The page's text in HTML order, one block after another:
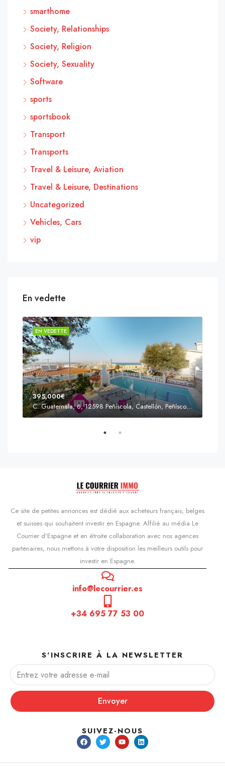
smarthome
Society, Relationships
Society, Religion
Society, Sexuality
Software
sports
sportsbook
Transport
Transports
Travel & Leisure, Aviation
Travel & Leisure, Destinations
Uncategorized
Vehicles, Cars
vip
En vedette
EN VEDETTE
395,000€
C. Guatemala, 6, 12598 Peñíscola, Castellón, Peñíscola, Communauté valencienne
Ce site de petites annonces est dédié aux acheteurs français, belges
et suisses qui souhaitent investir en Espagne. Affilié au média Le
Courrier d'Espagne et en étroite collaboration avec nos agences
partenaires, nous mettons à votre disposition les meilleurs outils pour
investir en Espagne.
info@lecourrier.es
+34 695 77 53 00
S'INSCRIRE À LA NEWSLETTER
Envoyer
SUIVEZ-NOUS